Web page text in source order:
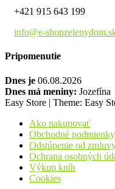
+421 915 643 199
info@e-
Pripomenutie
Dnes je 06.08.2026
Dnes má meniny: Jozefína
Easy Store | Theme: Easy
Ako nakupovať
Obchodné podmienky
Odstúpenie od
Ochrana osobných
Výkup kníh
Cookies